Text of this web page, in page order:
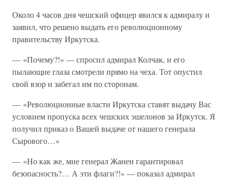
Около 4 часов дня чешский офицер явился к адмиралу и
заявил, что решено выдать его революционному
правительству Иркутска.
— «Почему?!» — спросил адмирал Колчак, и его
пылающие глаза смотрели прямо на чеха. Тот опустил
свой взор и забегал им по сторонам.
— «Революционные власти Иркутска ставят выдачу Вас
условием пропуска всех чешских эшелонов за Иркутск. Я
получил приказ о Вашей выдаче от нашего генерала
Сырового…»
— «Но как же, мне генерал Жанен гарантировал
безопасность?… А эти флаги?!» — показал адмирал